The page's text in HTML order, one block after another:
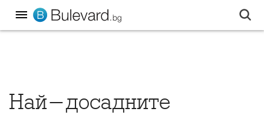
Най-досадните